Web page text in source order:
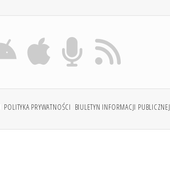
POLITYKA PRYWATNOŚCI BIULETYN INFORMACJI PUBLICZNEJ